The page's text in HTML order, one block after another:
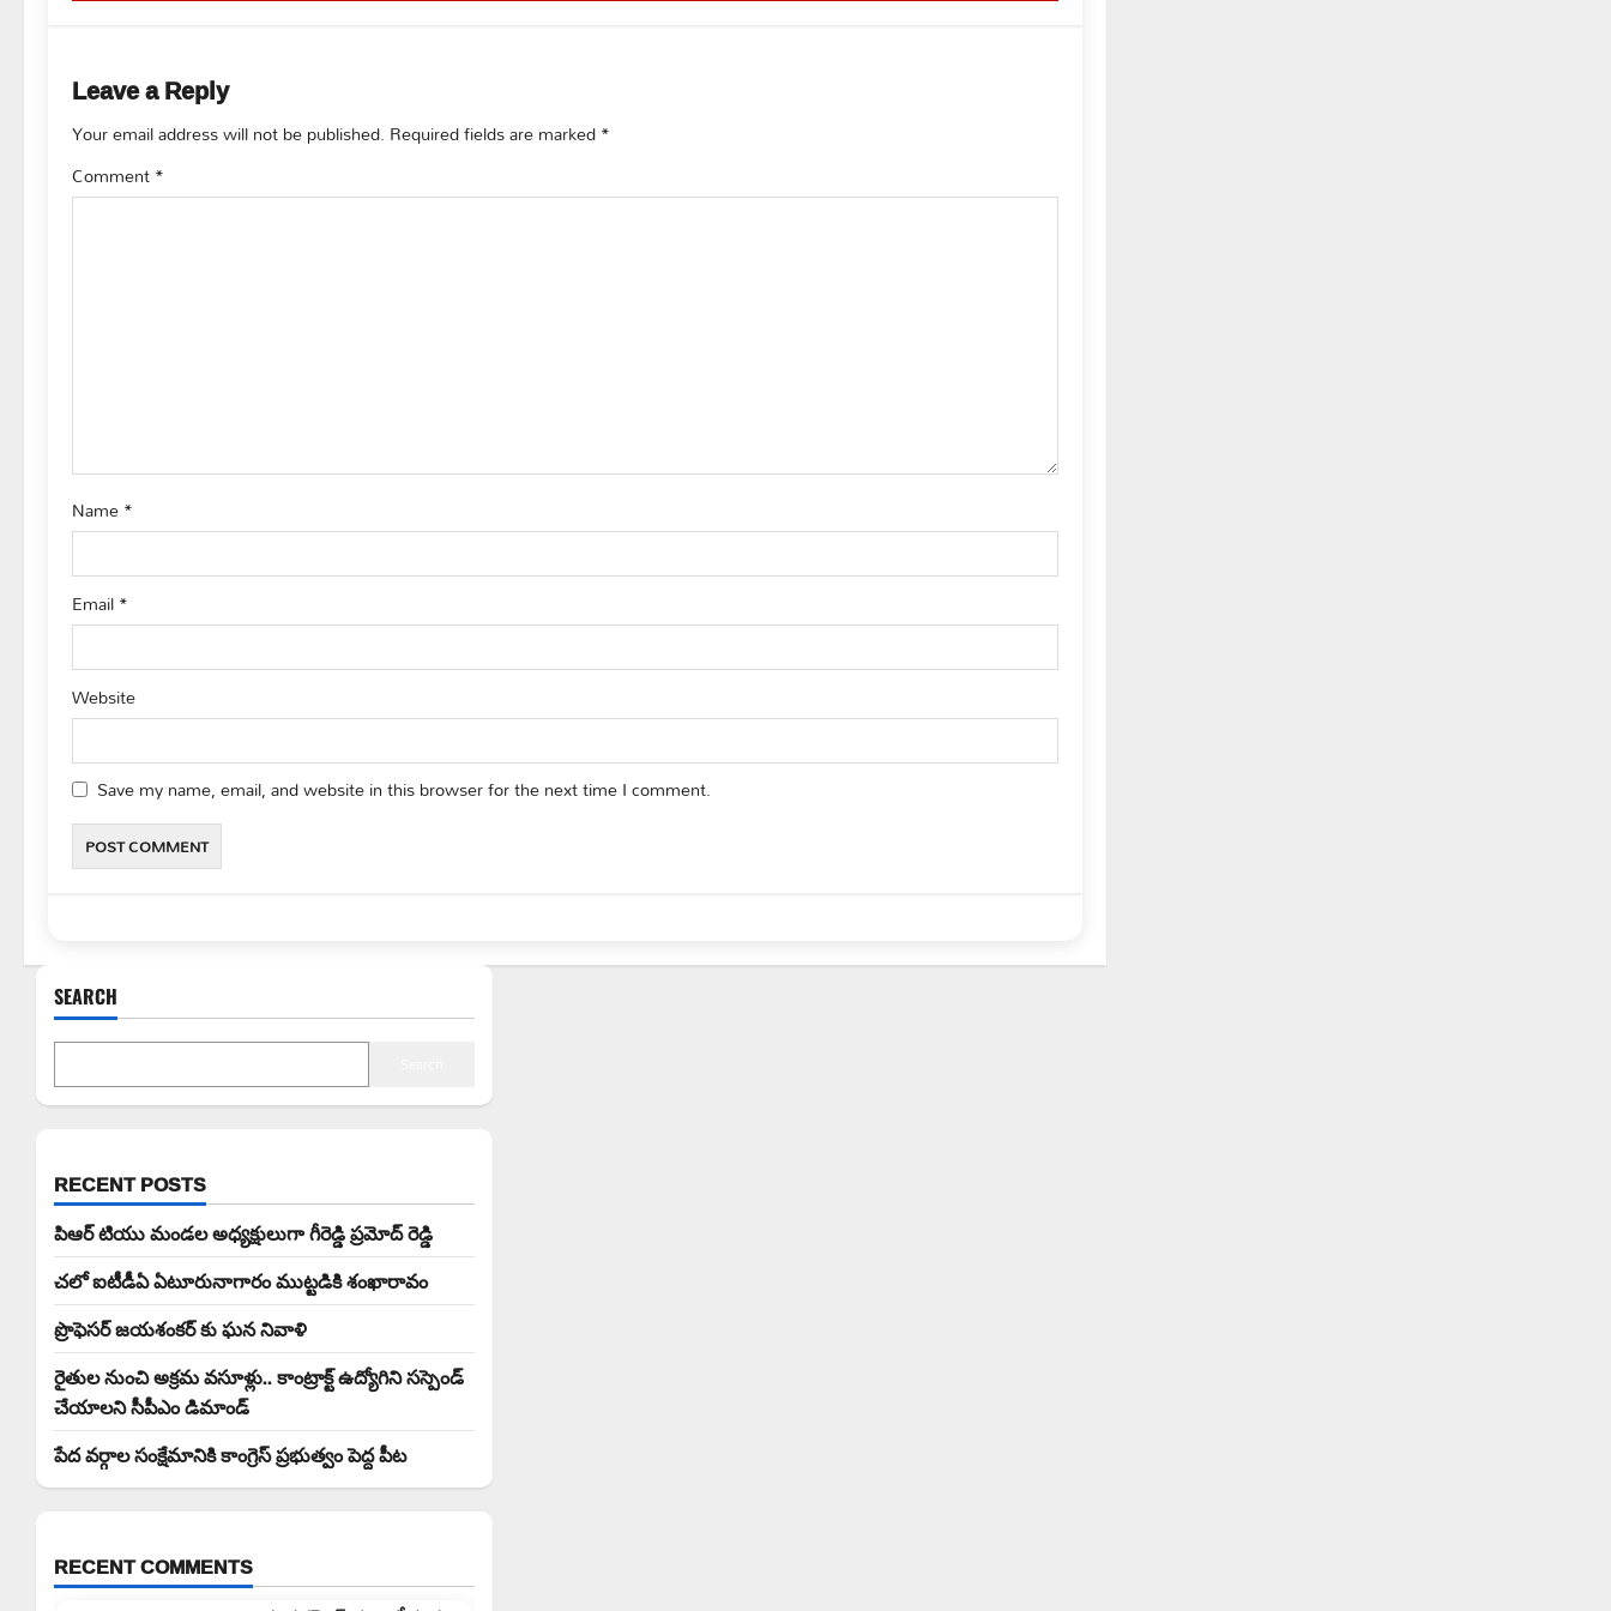
n
a
v
o
n
Leave a Reply
Your email address will not be published. Required fields are marked*
Comment*
Name*
Email*
Website
Save my name, email, and website in this browser for the next time I comment.
SEARCH
RECENT POSTS
పిఆర్ టియు మండల అధ్యక్షులుగా గీరెడ్డి ప్రమోద్ రెడ్డి
చలో ఐటీడీఏ ఏటూరునాగారం ముట్టడికి శంఖారావం
ప్రొఫెసర్ జయశంకర్ కు ఘన నివాళి
రైతుల నుంచి అక్రమ వసూళ్లు.. కాంట్రాక్ట్ ఉద్యోగిని సస్పెండ్
చేయాలని సీపీఎం డిమాండ్
పేద వర్గాల సంక్షేమానికి కాంగ్రెస్ ప్రభుత్వం పెద్ద పీట
RECENT COMMENTS